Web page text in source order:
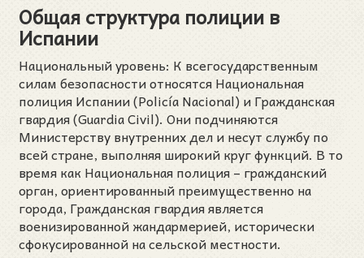
Общая структура полиции в
Испании
Национальный уровень: К всегосударственным
силам безопасности относятся Национальная
полиция Испании (Policía Nacional) и Гражданская
гвардия (Guardia Civil). Они подчиняются
Министерству внутренних дел и несут службу по
всей стране, выполняя широкий круг функций. В то
время как Национальная полиция – гражданский
орган, ориентированный преимущественно на
города, Гражданская гвардия является
военизированной жандармерией, исторически
сфокусированной на сельской местности.